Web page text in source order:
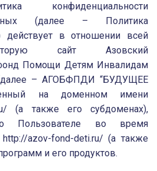
конфиденциальности
(далее – Политика
действует в отношении всей
сайт Азовский
Помощи Детям Инвалидам
– АГОБФПДИ “БУДУЩЕЕ
на доменном имени
(а также его субдоменах),
Пользователе во время
http://azov-fond-deti.ru/ (а также
и его продуктов.